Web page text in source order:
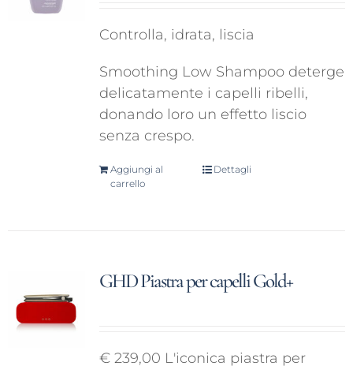
Controlla, idrata, liscia
Smoothing Low Shampoo deterge
delicatamente i capelli ribelli,
donando loro un effetto liscio
senza crespo.
Aggiungi al
carrello
Dettagli
GHD Piastra per capelli Gold+
€ 239,00 L'iconica piastra per